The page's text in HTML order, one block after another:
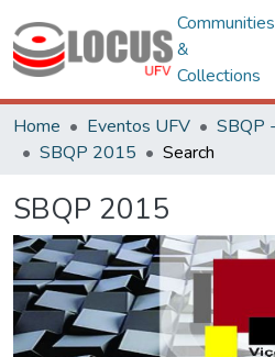
Communities
&
Collections
Home Eventos UFV
SBQP 2015
Search
SBQP 2015